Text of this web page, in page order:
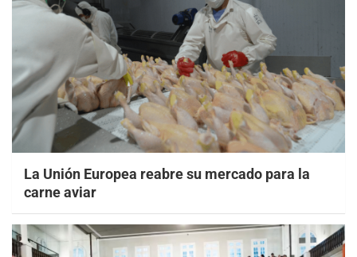
La Unión Europea reabre su mercado para la
carne aviar